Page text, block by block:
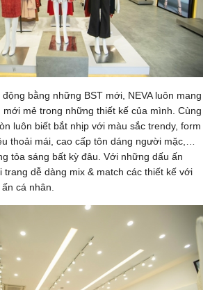
bằng những BST mới, NEVA luôn mang
mẻ trong những thiết kế của mình. Cùng
luôn biết bắt nhịp với màu sắc trendy, form
thoải mái, cao cấp tôn dáng người mặc,…
tỏa sáng bất kỳ đâu. Với những dấu ấn
trang dễ dàng mix & match các thiết kế với
cá nhân.